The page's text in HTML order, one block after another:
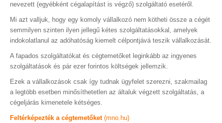
nevezett (egyébként cégalapítást is végző) szolgáltató esetéről.
Mi azt valljuk, hogy egy komoly vállalkozó nem kötheti össze a cégét
semmilyen szinten ilyen jellegű kétes szolgáltatásokkal, amelyek
indokolatlanul az adóhatóság kiemelt célpontjává teszik vállalkozását.
A fapados szolgáltatókat és cégtemetőket leginkább az ingyenes
szolgáltatások és pár ezer forintos költségek jellemzik.
Ezek a vállalkozások csak így tudnak ügyfelet szerezni, szakmailag
a legtöbb esetben minősíthetetlen az általuk végzett szolgáltatás, a
cégeljárás kimenetele kétséges.
Feltérképezték a cégtemetőket (mno.hu)